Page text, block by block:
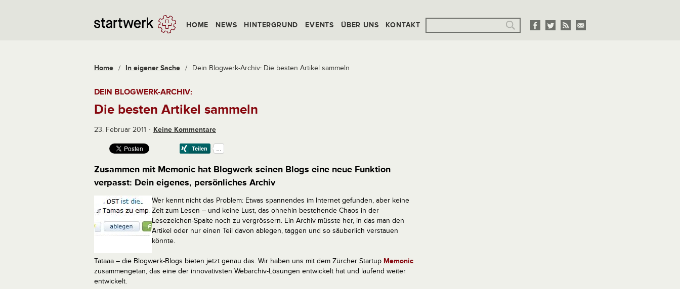
HOME NEWS HINTERGRUND EVENTS ÜBER UNS KONTAKT
Home / In eigener Sache / Dein Blogwerk-Archiv: Die besten Artikel sammeln
DEIN BLOGWERK-ARCHIV:
Die besten Artikel sammeln
23. Februar 2011 Keine Kommentare
Zusammen mit Memonic hat Blogwerk seinen Blogs eine neue Funktion
verpasst: Dein eigenes, persönliches Archiv
Wer kennt nicht das Problem: Etwas spannendes im Internet gefunden, aber keine
Zeit zum Lesen – und keine Lust, das ohnehin bestehende Chaos in der
Lesezeichen-Spalte noch zu vergrössern. Ein Archiv müsste her, in das man den
Artikel oder nur einen Teil davon ablegen, taggen und so säuberlich verstauen
könnte.
Tataaa – die Blogwerk-Blogs bieten jetzt genau das. Wir haben uns mit dem Zürcher Startup Memonic
zusammengetan, das eine der innovativsten Webarchiv-Lösungen entwickelt hat und laufend weiter
entwickelt.